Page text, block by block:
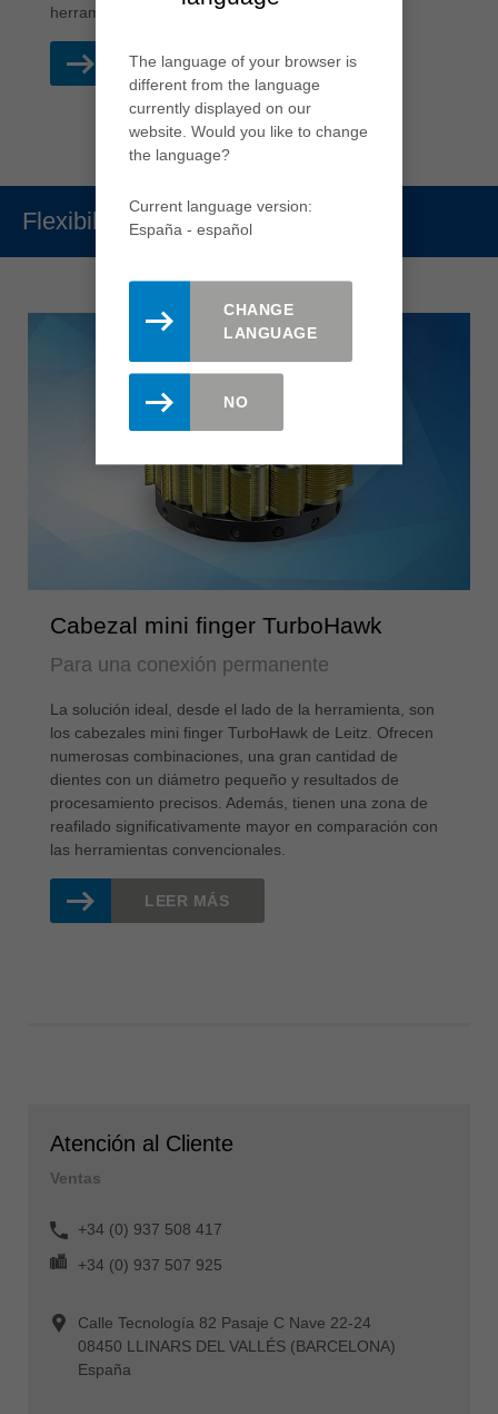
herramientas.
LEER MÁS
Flexibilidad
Cabezal mini finger TurboHawk
Para una conexión permanente
La solución ideal, desde el lado de la herramienta, son
los cabezales mini finger TurboHawk de Leitz. Ofrecen
numerosas combinaciones, una gran cantidad de
dientes con un diámetro pequeño y resultados de
procesamiento precisos. Además, tienen una zona de
reafilado significativamente mayor en comparación con
las herramientas convencionales.
LEER MÁS
Atención al Cliente
Ventas
+34 (0) 937 508 417
+34 (0) 937 507 925
Calle Tecnología 82 Pasaje C Nave 22-24
08450 LLINARS DEL VALLÉS (BARCELONA)
España
The language of your browser is
different from the language
currently displayed on our
website. Would you like to change
the language?
Current language version:
España - español
CHANGE
LANGUAGE
NO